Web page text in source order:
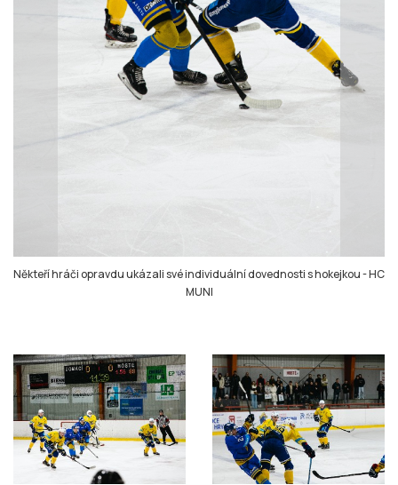
Někteří hráči opravdu ukázali své individuální dovednosti s hokejkou-HC
MUNI